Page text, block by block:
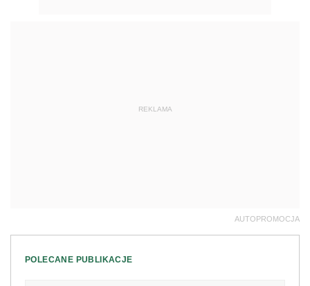
REKLAMA
AUTOPROMOCJA
POLECANE PUBLIKACJE